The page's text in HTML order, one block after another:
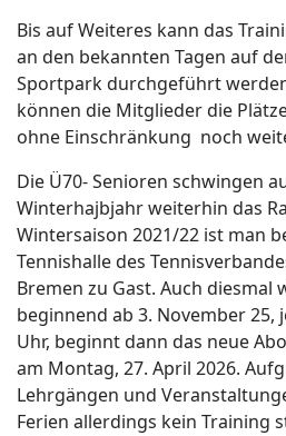
Bis auf Weiteres kann das
an den bekannten Tagen auf
Sportpark durchgeführt
können die Mitglieder die
ohne Einschränkung noch
Die Ü70- Senioren schwingen
Winterhajbjahr weiterhin das
Wintersaison 2021/22 ist man
Tennishalle des
Bremen zu Gast. Auch diesmal
beginnend ab 3. November 25,
Uhr, beginnt dann das neue
am Montag, 27. April 2026.
Lehrgängen und
Ferien allerdings kein Training